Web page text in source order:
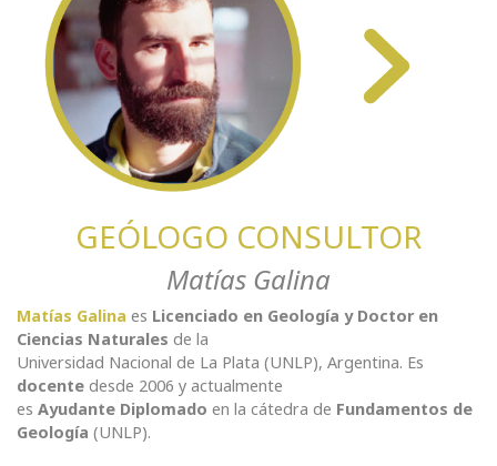
GEÓLOGO CONSULTOR
Matías Galina
Matías Galina es Licenciado en Geología y Doctor en
Ciencias Naturales de la
Universidad Nacional de La Plata (UNLP), Argentina. Es
docente desde 2006 y actualmente
es Ayudante Diplomado en la cátedra de Fundamentos de
Geología (UNLP).